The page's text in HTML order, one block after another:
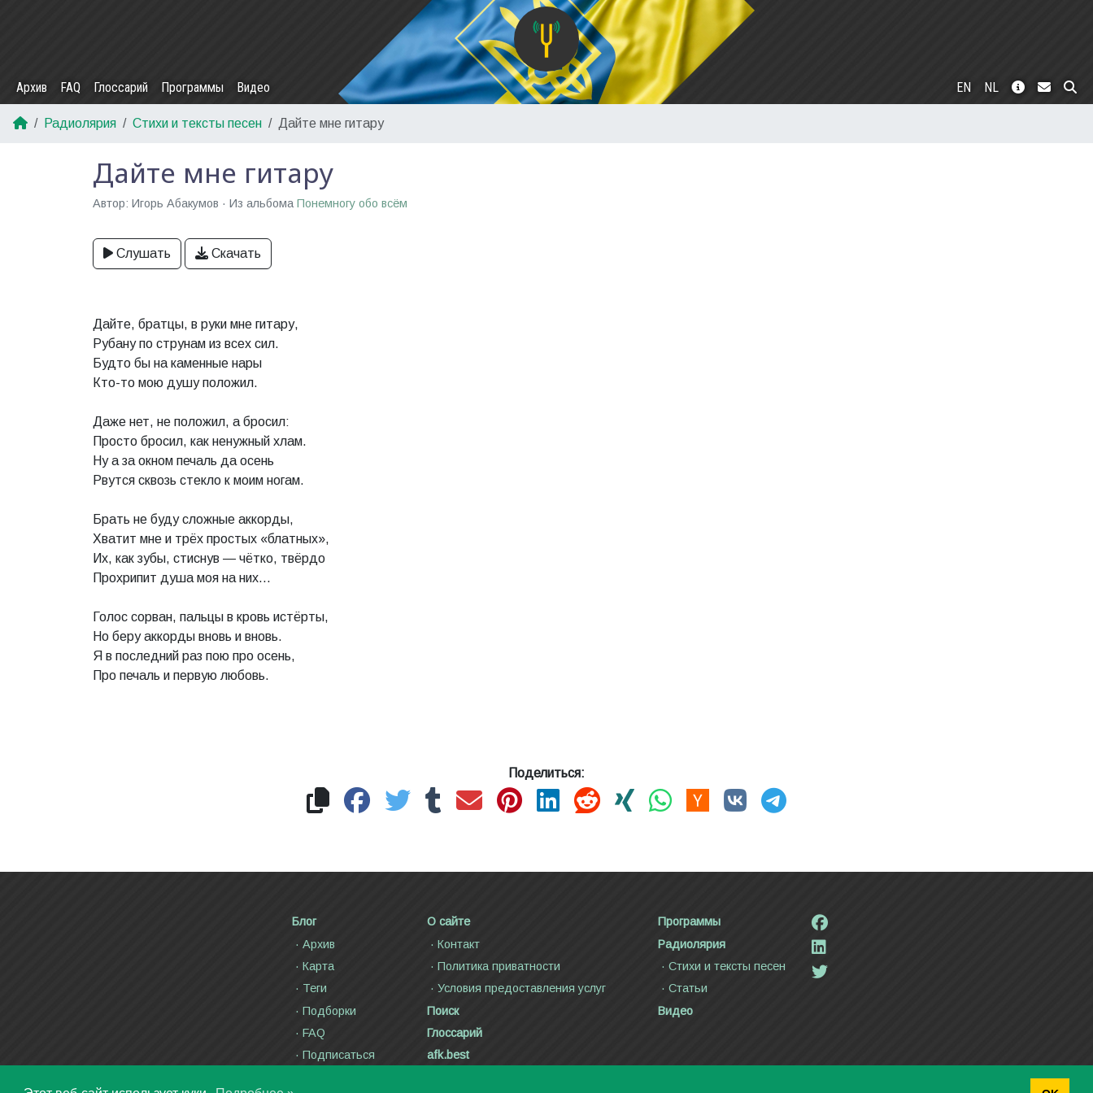
Архив FAQ Глоссарий Программы Видео EN NL
Радиолярия Стихи и тексты песен Дайте мне гитару
Дайте мне гитару
Автор: Игорь Абакумов · Из альбома Понемногу обо всём
Слушать Скачать
Дайте, братцы, в руки мне гитару,
Рубану по струнам из всех сил.
Будто бы на каменные нары
Кто-то мою душу положил.
Даже нет, не положил, а бросил:
Просто бросил, как ненужный хлам.
Ну а за окном печаль да осень
Рвутся сквозь стекло к моим ногам.
Брать не буду сложные аккорды,
Хватит мне и трёх простых «блатных»,
Их, как зубы, стиснув — чётко, твёрдо
Прохрипит душа моя на них...
Голос сорван, пальцы в кровь истёрты,
Но беру аккорды вновь и вновь.
Я в последний раз пою про осень,
Про печаль и первую любовь.
Поделиться:
Блог
Архив
Карта
Теги
Подборки
FAQ
Подписаться
О сайте
Контакт
Политика приватности
Условия предоставления услуг
Поиск
Глоссарий
afk.best
Программы
Радиолярия
Стихи и тексты песен
Статьи
Видео